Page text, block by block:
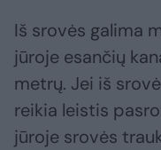
Iš srovės galima
jūroje esančių
metrų. Jei iš
reikia leistis
jūroje srovės